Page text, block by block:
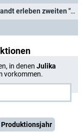
Anke Engelke und Matthias Brandt erleben zweiten "Kurzschluss": Fortsetzung des Silvester-Kurzfilms
in denen Julika
vorkommen.
Produktionsjahr